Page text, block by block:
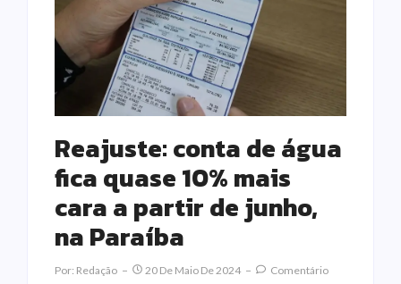
Reajuste: conta de água
fica quase 10% mais
cara a partir de junho,
na Paraíba
Por: Redação 20 De Maio De 2024 Comentário